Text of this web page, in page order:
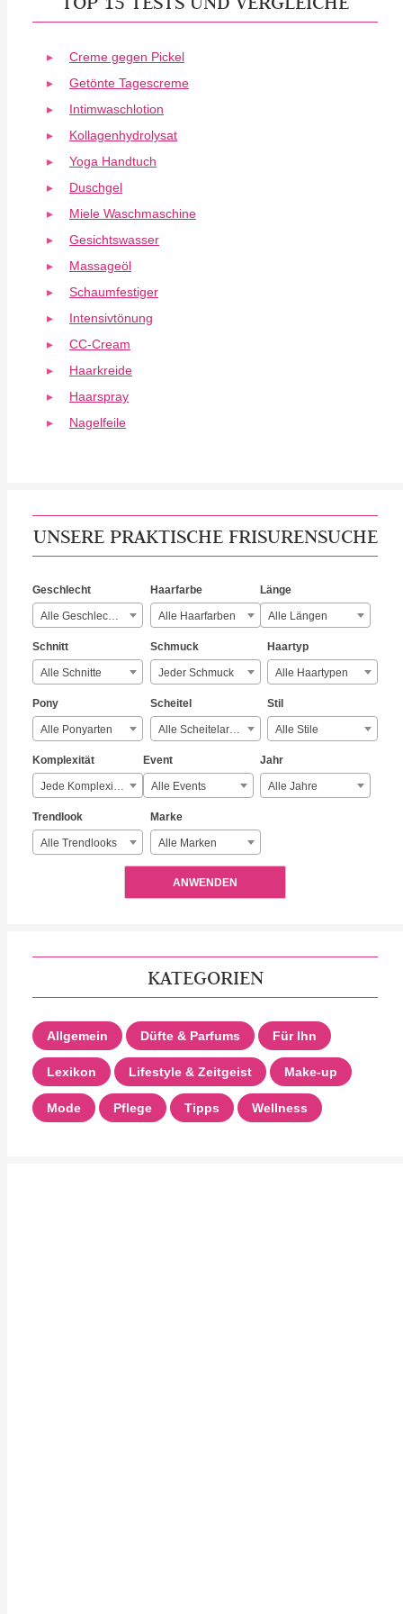
Creme gegen Pickel
Getönte Tagescreme
Intimwaschlotion
Kollagenhydrolysat
Yoga Handtuch
Duschgel
Miele Waschmaschine
Gesichtswasser
Massageöl
Schaumfestiger
Intensivtönung
CC-Cream
Haarkreide
Haarspray
Nagelfeile
UNSERE PRAKTISCHE FRISURENSUCHE
Geschlecht
Alle Geschlechter
Haarfarbe
Alle Haarfarben
Länge
Alle Längen
Schnitt
Alle Schnitte
Schmuck
Jeder Schmuck
Haartyp
Alle Haartypen
Pony
Alle Ponyarten
Scheitel
Alle Scheitelarten
Stil
Alle Stile
Komplexität
Jede Komplexität
Event
Alle Events
Jahr
Alle Jahre
Trendlook
Alle Trendlooks
Marke
Alle Marken
ANWENDEN
KATEGORIEN
Allgemein Düfte & Parfums Für Ihn
Lexikon Lifestyle & Zeitgeist Make-up
Mode Pflege Tipps Wellness